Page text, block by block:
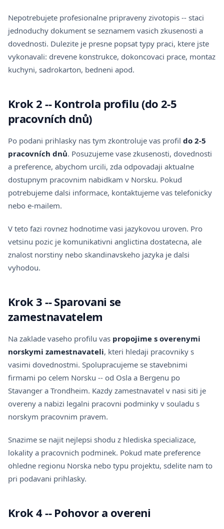
Nepotrebujete profesionalne pripraveny zivotopis -- staci
jednoduchy dokument se seznamem vasich zkusenosti a
dovednosti. Dulezite je presne popsat typy praci, ktere jste
vykonavali: drevene konstrukce, dokoncovaci prace, montaz
kuchyni, sadrokarton, bedneni apod.
Krok 2 -- Kontrola profilu (do 2-5
pracovních dnů)
Po podani prihlasky nas tym zkontroluje vas profil do 2-5
pracovních dnů. Posuzujeme vase zkusenosti, dovednosti
a preference, abychom urcili, zda odpovadaji aktualne
dostupnym pracovnim nabidkam v Norsku. Pokud
potrebujeme dalsi informace, kontaktujeme vas telefonicky
nebo e-mailem.
V teto fazi rovnez hodnotime vasi jazykovou uroven. Pro
vetsinu pozic je komunikativni anglictina dostatecna, ale
znalost norstiny nebo skandinavskeho jazyka je dalsi
vyhodou.
Krok 3 -- Sparovani se
zamestnavatelem
Na zaklade vaseho profilu vas propojime s overenymi
norskymi zamestnavateli, kteri hledaji pracovniky s
vasimi dovednostmi. Spolupracujeme se stavebnimi
firmami po celem Norsku -- od Osla a Bergenu po
Stavanger a Trondheim. Kazdy zamestnavatel v nasi siti je
overeny a nabizi legalni pracovni podminky v souladu s
norskym pracovnim pravem.
Snazime se najit nejlepsi shodu z hlediska specializace,
lokality a pracovnich podminek. Pokud mate preference
ohledne regionu Norska nebo typu projektu, sdelite nam to
pri podavani prihlasky.
Krok 4 -- Pohovor a overeni